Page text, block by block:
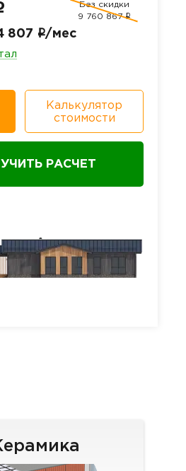
Без скидки
9 760 867 i
807 i/мес
Калькулятор
стоимости
РАСЧЕТ